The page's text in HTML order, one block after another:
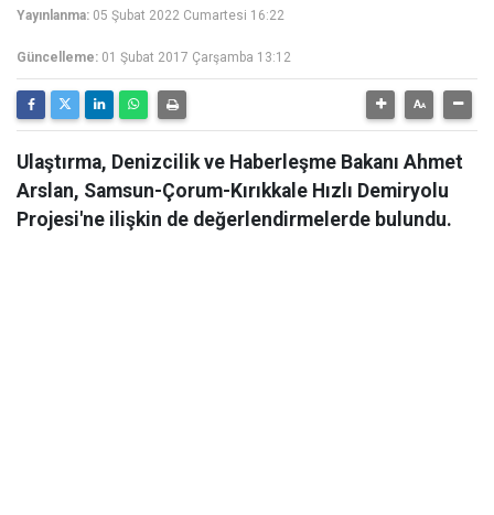
Yayınlanma: 05 Şubat 2022 Cumartesi 16:22
Güncelleme: 01 Şubat 2017 Çarşamba 13:12
Ulaştırma, Denizcilik ve Haberleşme Bakanı Ahmet
Arslan, Samsun-Çorum-Kırıkkale Hızlı Demiryolu
Projesi'ne ilişkin de değerlendirmelerde bulundu.